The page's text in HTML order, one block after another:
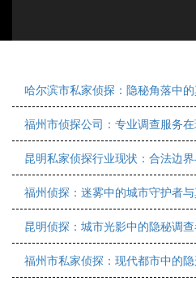
哈尔滨市私家侦探：隐秘角落中
福州市侦探公司：专业调查服务
昆明私家侦探行业现状：合法边
福州侦探：迷雾中的城市守护者
昆明侦探：城市光影中的隐秘调
福州市私家侦探：现代都市中的